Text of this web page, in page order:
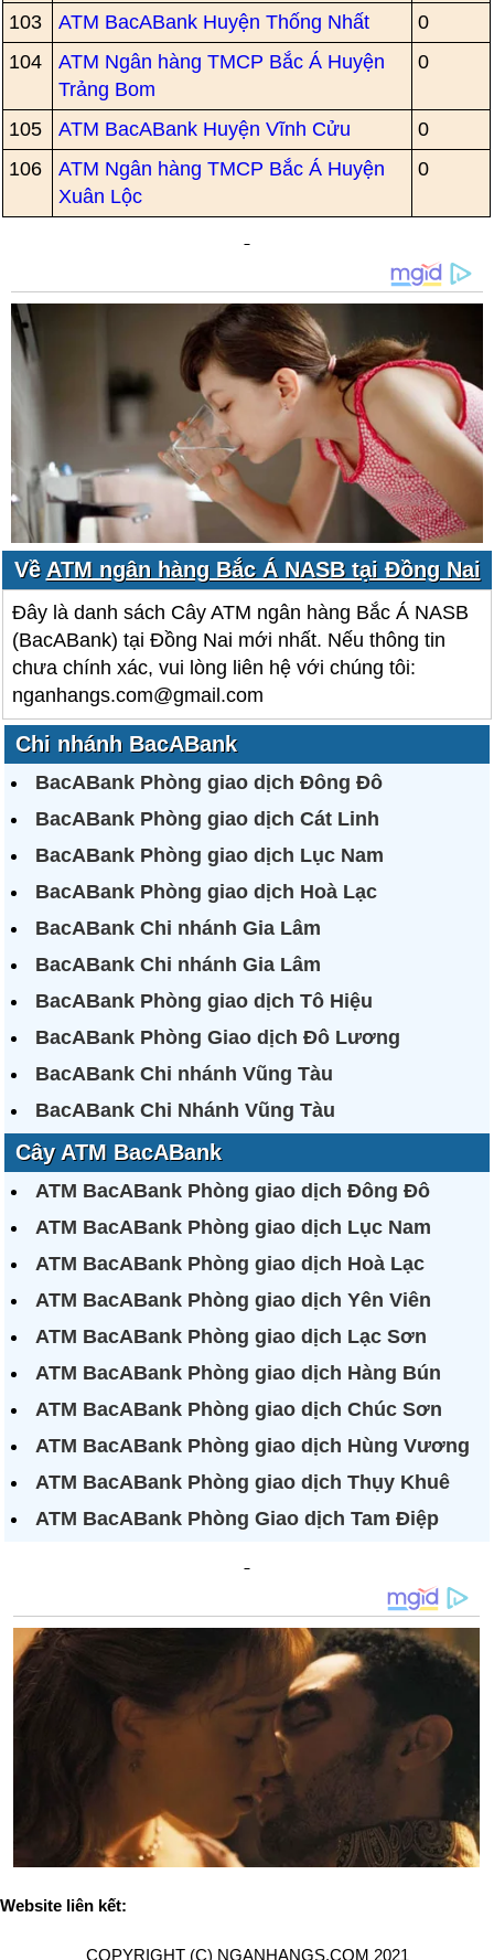
103 ATM BacABank Huyện Thống Nhất
0
104
ATM Ngân hàng TMCP Bắc Á Huyện
Trảng Bom
0
105 ATM BacABank Huyện Vĩnh Cửu
0
106
ATM Ngân hàng TMCP Bắc Á Huyện
Xuân Lộc
0
Về ATM ngân hàng Bắc Á NASB tại Đồng Nai
Đây là danh sách Cây ATM ngân hàng Bắc Á NASB
(BacABank) tại Đồng Nai mới nhất. Nếu thông tin
chưa chính xác, vui lòng liên hệ với chúng tôi:
nganhangs.com@gmail.com
Chi nhánh BacABank
BacABank Phòng giao dịch Đông Đô
BacABank Phòng giao dịch Cát Linh
BacABank Phòng giao dịch Lục Nam
BacABank Phòng giao dịch Hoà Lạc
BacABank Chi nhánh Gia Lâm
BacABank Chi nhánh Gia Lâm
BacABank Phòng giao dịch Tô Hiệu
BacABank Phòng Giao dịch Đô Lương
BacABank Chi nhánh Vũng Tàu
BacABank Chi Nhánh Vũng Tàu
Cây ATM BacABank
ATM BacABank Phòng giao dịch Đông Đô
ATM BacABank Phòng giao dịch Lục Nam
ATM BacABank Phòng giao dịch Hoà Lạc
ATM BacABank Phòng giao dịch Yên Viên
ATM BacABank Phòng giao dịch Lạc Sơn
ATM BacABank Phòng giao dịch Hàng Bún
ATM BacABank Phòng giao dịch Chúc Sơn
ATM BacABank Phòng giao dịch Hùng Vương
ATM BacABank Phòng giao dịch Thụy Khuê
ATM BacABank Phòng Giao dịch Tam Điệp
Website liên kết:
COPYRIGHT (C) NGANHANGS.COM 2021